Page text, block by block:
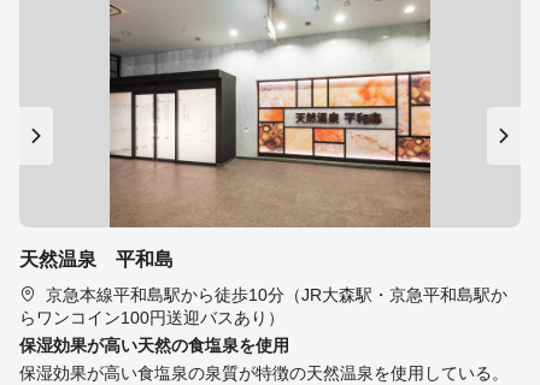
天然温泉 平和島
京急本線平和島駅から徒歩10分（JR大森駅・京急平和島駅か
らワンコイン100円送迎バスあり）
保湿効果が高い天然の食塩泉を使用
保湿効果が高い食塩泉の泉質が特徴の天然温泉を使用している。